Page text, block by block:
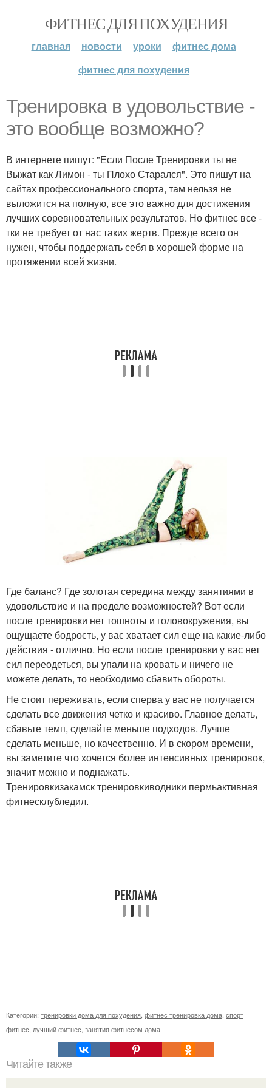
ФИТНЕС ДЛЯ ПОХУДЕНИЯ
главная новости уроки
фитнес дома
фитнес для похудения
Тренировка в удовольствие -
это вообще возможно?
В интернете пишут: "Если После Тренировки ты не
Выжат как Лимон - ты Плохо Старался". Это пишут на
сайтах профессионального спорта, там нельзя не
выложится на полную, все это важно для достижения
лучших соревновательных результатов. Но фитнес все -
тки не требует от нас таких жертв. Прежде всего он
нужен, чтобы поддержать себя в хорошей форме на
протяжении всей жизни.
Где баланс? Где золотая середина между занятиями в
удовольствие и на пределе возможностей? Вот если
после тренировки нет тошноты и головокружения, вы
ощущаете бодрость, у вас хватает сил еще на какие-либо
действия - отлично. Но если после тренировки у вас нет
сил переодеться, вы упали на кровать и ничего не
можете делать, то необходимо сбавить обороты.
Не стоит переживать, если сперва у вас не получается
сделать все движения четко и красиво. Главное делать,
сбавьте темп, сделайте меньше подходов. Лучше
сделать меньше, но качественно. И в скором времени,
вы заметите что хочется более интенсивных тренировок,
значит можно и поднажать.
Тренировкизакамск тренировкиводники пермьактивная
фитнесклубледил.
Категории: тренировки дома для похудения фитнес тренировка дома спорт
фитнес лучший фитнес занятия фитнесом дома
Читайте также